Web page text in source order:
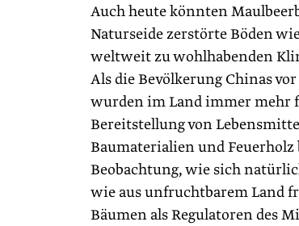
Auch heute könnten
Naturseide zerstörte Böden
weltweit zu wohl­habenden
Als die Bevölkerung Chinas
wurden im Land immer mehr
Bereitstellung von
Baumaterialien und
Beobachtung, wie sich
wie aus unfruchtbarem Land
Bäumen als Regulatoren des